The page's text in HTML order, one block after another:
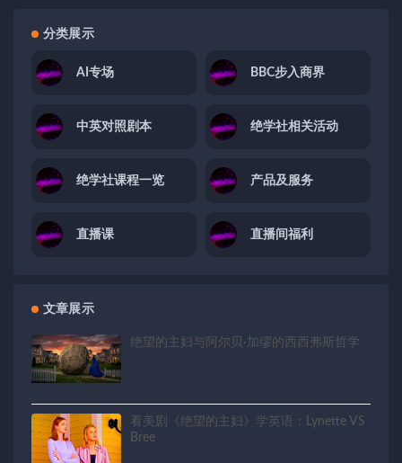
分类展示
AI专场 BBC步入商界
中英对照剧本 绝学社相关活动
绝学社课程一览 产品及服务
直播课 直播间福利
文章展示
绝望的主妇与阿尔贝·加缪的西西弗斯哲学
看美剧《绝望的主妇》学英语：Lynette VS
Bree